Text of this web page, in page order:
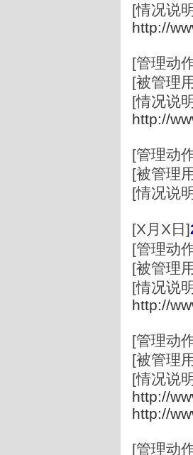
[情况说
http://
[管理动
[被管理
[情况说
http://
[管理动
[被管理
[情况说
[X月X日]
[管理动
[被管理
[情况说
http://
[管理动
[被管理
[情况说
http://
http://
[管理动